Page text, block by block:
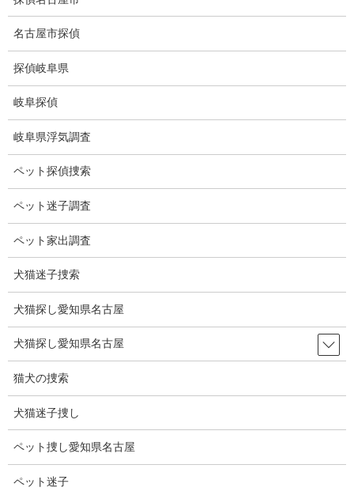
に
動
ョ
に
動
ブログ
HOME ブログ
2021-12-31
ブログ
大晦日
今年も昨年と同様、大晦日は家で過ごしました。
楽しみはボクシングの井岡選手対福永選手のWBO世界スーパーフ
ライ級タイトルマッチです。
チャンネルを変えながら見ました。
ボクシングというと元ライトフライ級チャンピオン具志堅用高選
選手を思い出します。
具志堅選手は滅茶苦茶強かった、13回の防衛は日本記録です。
名古屋市探偵
探偵岐阜県
岐阜探偵
岐阜県浮気調査
ペット探偵捜索
ペット迷子調査
ペット家出調査
犬猫迷子捜索
犬猫探し愛知県名古屋
犬猫探し愛知県名古屋
猫犬の捜索
犬猫迷子捜し
ペット捜し愛知県名古屋
ペット迷子